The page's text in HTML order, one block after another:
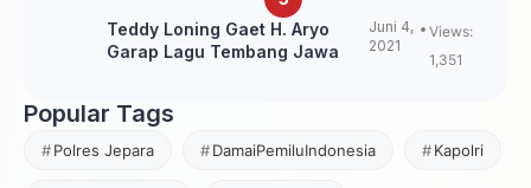
Teddy Loning Gaet H. Aryo
Garap Lagu Tembang Jawa
Juni 4,
2021
Views:
1,351
Popular Tags
Polres Jepara DamaiPemiluIndonesia Kapolri